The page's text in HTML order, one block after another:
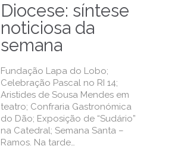
Diocese: síntese
noticiosa da
semana
Fundação Lapa do Lobo;
Celebração Pascal no RI 14;
Aristides de Sousa Mendes em
teatro; Confraria Gastronómica
do Dão; Exposição de “Sudário”
na Catedral; Semana Santa –
Ramos. Na tarde…